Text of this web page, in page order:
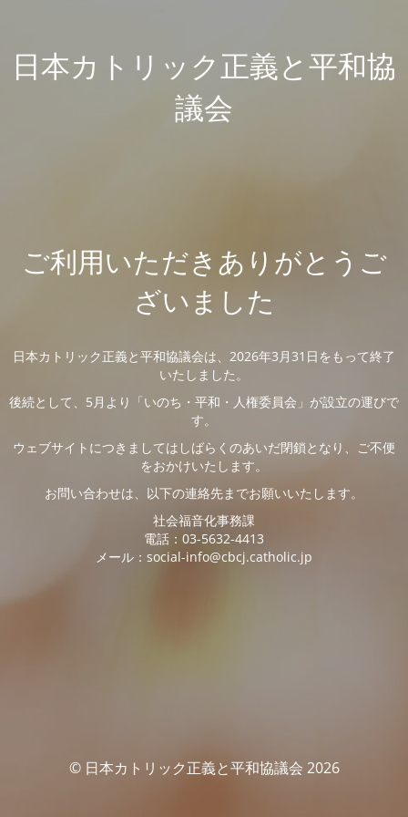
日本カトリック正義と平和協
議会
ご利用いただきありがとうご
ざいました
日本カトリック正義と平和協議会は、2026年3月31日をもって終了
いたしました。
後続として、5月より「いのち・平和・人権委員会」が設立の運びで
す。
ウェブサイトにつきましてはしばらくのあいだ閉鎖となり、ご不便
をおかけいたします。
お問い合わせは、以下の連絡先までお願いいたします。
社会福音化事務課
電話：03-5632-4413
メール：social-info@cbcj.catholic.jp
© 日本カトリック正義と平和協議会 2026